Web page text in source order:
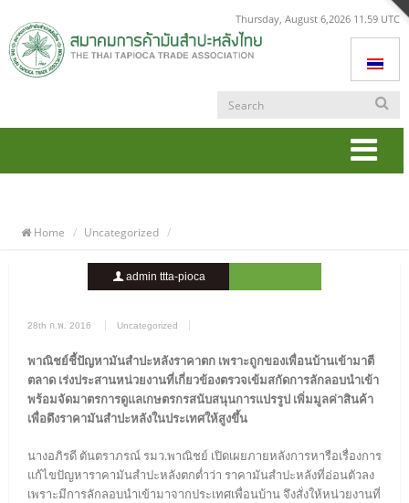
Thursday, August 6,2026 11.59 UTC
Home Uncategorized
admin ttta-pioca
28th ก.พ. 2016 Uncategorized
พาณิชย์ชี้ปัญหามันสำปะหลังราคาตก เพราะถูกของเพื่อนบ้านเข้ามาตี
ตลาด เร่งประสานหน่วยงานที่เกี่ยวข้องตรวจเข้มสกัดการลักลอบนำเข้า
พร้อมจัดมาตรการดูแลเกษตรกรสนับสนุนการแปรรูป เพิ่มมูลค่าสินค้า
เพื่อดึงราคามันสำปะหลังในประเทศให้สูงขึ้น
นางอภิรดี ตันตราภรณ์ รมว.พาณิชย์ เปิดเผยภายหลังการหารือเรื่องการ
แก้ไขปัญหาราคามันสำปะหลังตกต่ำว่า ราคามันสำปะหลังที่อ่อนตัวลง
เพราะมีการลักลอบนำเข้ามาจากประเทศเพื่อนบ้าน จึงสั่งให้หน่วยงานที่